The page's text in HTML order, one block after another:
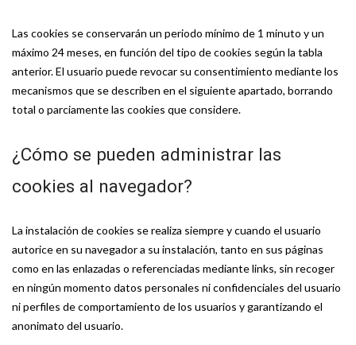
Las cookies se conservarán un periodo mínimo de 1 minuto y un
máximo 24 meses, en función del tipo de cookies según la tabla
anterior. El usuario puede revocar su consentimiento mediante los
mecanismos que se describen en el siguiente apartado, borrando
total o parciamente las cookies que considere.
¿Cómo se pueden administrar las
cookies al navegador?
La instalación de cookies se realiza siempre y cuando el usuario
autorice en su navegador a su instalación, tanto en sus páginas
como en las enlazadas o referenciadas mediante links, sin recoger
en ningún momento datos personales ni confidenciales del usuario
ni perfiles de comportamiento de los usuarios y garantizando el
anonimato del usuario.